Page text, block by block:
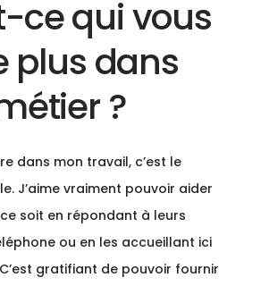
ce qui vous
plus dans
?
dans mon travail, c’est le
J’aime vraiment pouvoir aider
soit en répondant à leurs
ou en les accueillant ici
gratifiant de pouvoir fournir